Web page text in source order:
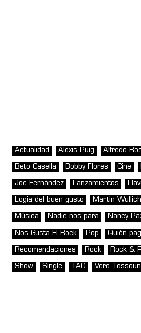
Actualidad Alexis Puig Alfredo
Beto Casella Bobby Flores Cine
Joe Fernández Lanzamientos
Logia del buen gusto Martin Wullich
Música Nadie nos para Nancy
Nos Gusta El Rock Pop Quién
Recomendaciones Rock Rock &
Show Single TAO Vero